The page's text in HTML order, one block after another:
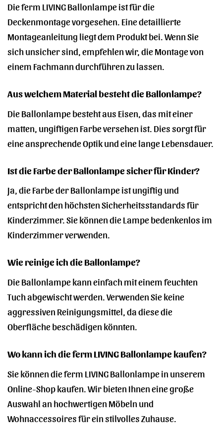
Die ferm LIVING Ballonlampe ist für die
Deckenmontage vorgesehen. Eine detaillierte
Montageanleitung liegt dem Produkt bei. Wenn Sie
sich unsicher sind, empfehlen wir, die Montage von
einem Fachmann durchführen zu lassen.
Aus welchem Material besteht die Ballonlampe?
Die Ballonlampe besteht aus Eisen, das mit einer
matten, ungiftigen Farbe versehen ist. Dies sorgt für
eine ansprechende Optik und eine lange Lebensdauer.
Ist die Farbe der Ballonlampe sicher für Kinder?
Ja, die Farbe der Ballonlampe ist ungiftig und
entspricht den höchsten Sicherheitsstandards für
Kinderzimmer. Sie können die Lampe bedenkenlos im
Kinderzimmer verwenden.
Wie reinige ich die Ballonlampe?
Die Ballonlampe kann einfach mit einem feuchten
Tuch abgewischt werden. Verwenden Sie keine
aggressiven Reinigungsmittel, da diese die
Oberfläche beschädigen könnten.
Wo kann ich die ferm LIVING Ballonlampe kaufen?
Sie können die ferm LIVING Ballonlampe in unserem
Online-Shop kaufen. Wir bieten Ihnen eine große
Auswahl an hochwertigen Möbeln und
Wohnaccessoires für ein stilvolles Zuhause.